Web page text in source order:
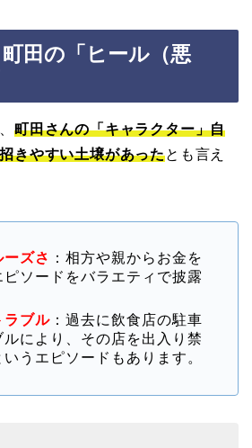
田の「ヒール（悪
町田さんの「キャラクター」自
きやすい土壌があったとも言え
ズさ ：相方や親からお金を
ソードをバラエティで披露
ラブル ：過去に飲食店の駐車
により、その店を出入り禁
うエピソードもあります。